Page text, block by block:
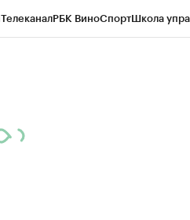
ТелеканалРБК ВиноСпортШкола